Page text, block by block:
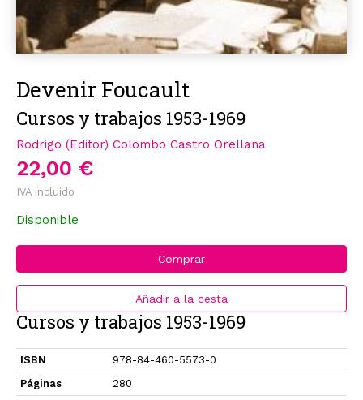
Devenir Foucault
Cursos y trabajos 1953-1969
Rodrigo (Editor) Colombo Castro Orellana
22,00 €
IVA incluido
Disponible
Comprar
Añadir a la cesta
Cursos y trabajos 1953-1969
ISBN
978-84-460-5573-0
Páginas
280